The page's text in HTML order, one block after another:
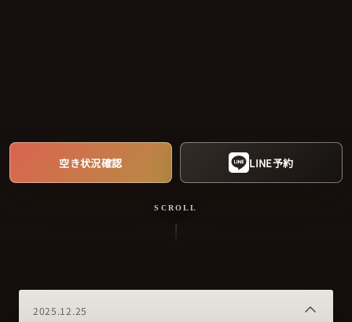
空き状況確認 LINE予約
SCROLL
2025.12.25